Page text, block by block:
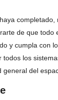
completado,
de que todo
y cumpla con
todos los
del